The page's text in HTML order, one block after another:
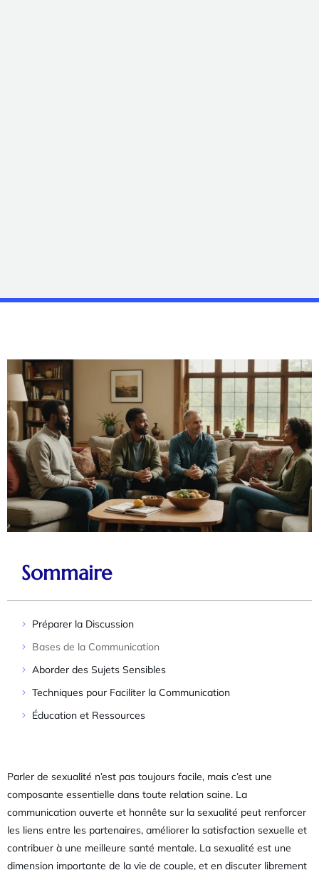
Sommaire
Préparer la Discussion
Bases de la Communication
Aborder des Sujets Sensibles
Techniques pour Faciliter la Communication
Éducation et Ressources
Parler de sexualité n’est pas toujours facile, mais c’est une
composante essentielle dans toute relation saine. La
communication ouverte et honnête sur la sexualité peut renforcer
les liens entre les partenaires, améliorer la satisfaction sexuelle et
contribuer à une meilleure santé mentale. La sexualité est une
dimension importante de la vie de couple, et en discuter librement